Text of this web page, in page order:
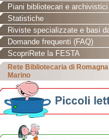
Piani bibliotecari e archivistici
Statistiche
Riviste specializzate e basi
Domande frequenti (FAQ)
ScopriRete la FESTA
Rete Bibliotecaria di
Marino